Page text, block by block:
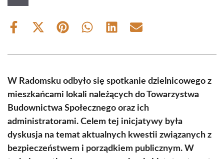
Share
Share
(Twitter)
Share Share Share Share
W Radomsku odbyło się spotkanie dzielnicowego z
mieszkańcami lokali należących do Towarzystwa
Budownictwa Społecznego oraz ich
administratorami. Celem tej inicjatywy była
dyskusja na temat aktualnych kwestii związanych z
bezpieczeństwem i porządkiem publicznym. W